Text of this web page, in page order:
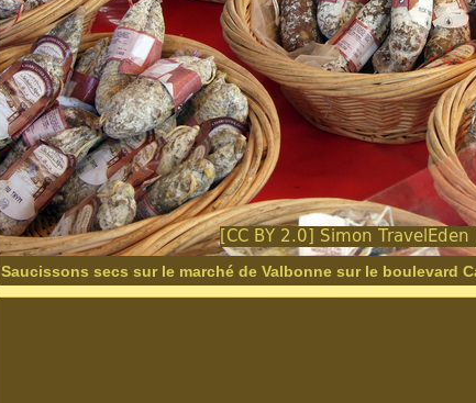
Saucissons secs sur le marché de Valbonne sur le boulevard